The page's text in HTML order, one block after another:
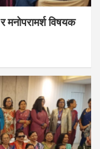
र मनोपरामर्श विषयक